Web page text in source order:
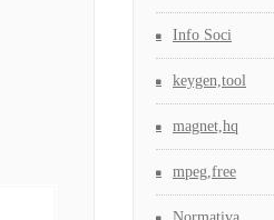
Info Soci
keygen,tool
magnet,hq
mpeg,free